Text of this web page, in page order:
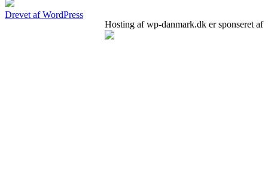
Drevet af WordPress
Hosting af wp-danmark.dk er sponseret af